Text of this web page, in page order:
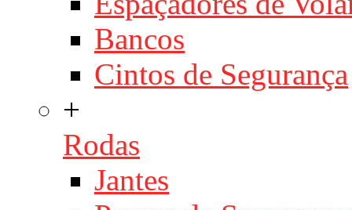
Bancos
Cintos de Segurança
+
Rodas
Jantes